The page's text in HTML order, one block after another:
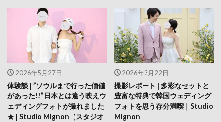
2026年5月27日
体験談 | ”ソウルまで行った価値
があった!!”日本とは違う映えウ
ェディングフォトが撮れました
★ | Studio Mignon（スタジオ
2026年3月22日
撮影レポート | 多彩なセットと
豊富な特典で韓国ウェディング
フォトを思う存分満喫｜Studio
Mignon